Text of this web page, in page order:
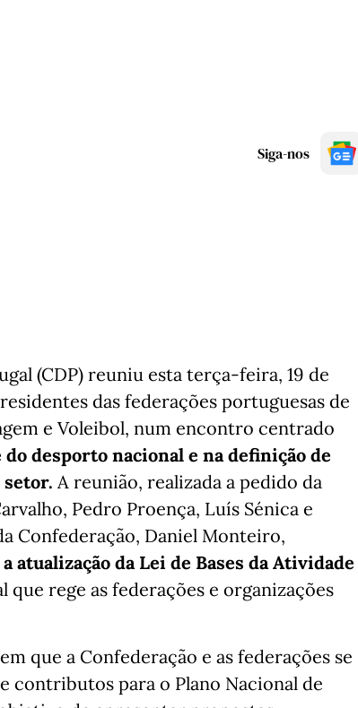
Siga-nos
(CDP) reuniu esta terça-feira, 19 de
das federações portuguesas de
e Voleibol, num encontro centrado
desporto nacional e na definição de
A reunião, realizada a pedido da
Pedro Proença, Luís Sénica e
Confederação, Daniel Monteiro,
atualização da Lei de Bases da Atividade
que rege as federações e organizações
que a Confederação e as federações se
contributos para o Plano Nacional de